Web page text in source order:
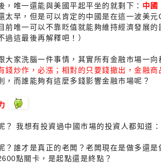
，唯一還能與美國平起平坐的就剩下： 中國
太早，但是可以肯定的中國是在這一波美
前唯一可以不靠貶值就能夠維持經濟發展的
過這最後再解釋吧！）
大家洗腦一件事情，其實所有金融市場一向
錢炒作，必漲；相對的只要錢撤出，金融商
，而誰能夠有這麼多錢影響金融市場呢？
？ 我想有投資過中國市場的投資人都知道
？誰才是真正的老闆？老闆現在是做多還是
點關卡，是起點還是終點？